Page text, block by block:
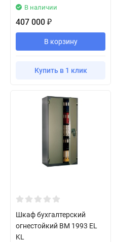
В наличии
407 000 ₽
В корзину
Купить в 1 клик
Шкаф бухгалтерский
огнестойкий BM 1993 EL
KL